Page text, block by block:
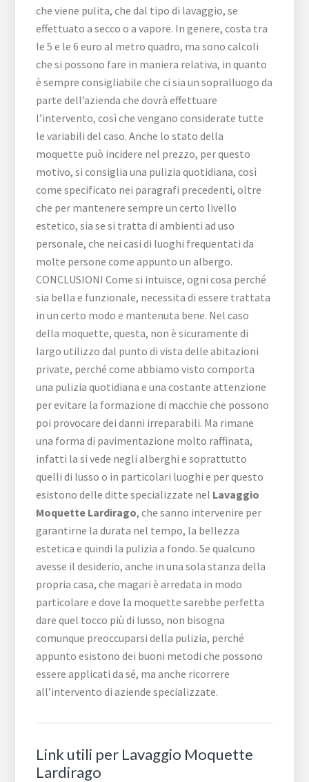
che viene pulita, che dal tipo di lavaggio, se
effettuato a secco o a vapore. In genere, costa tra
le 5 e le 6 euro al metro quadro, ma sono calcoli
che si possono fare in maniera relativa, in quanto
è sempre consigliabile che ci sia un sopralluogo da
parte dell’azienda che dovrà effettuare
l’intervento, così che vengano considerate tutte
le variabili del caso. Anche lo stato della
moquette può incidere nel prezzo, per questo
motivo, si consiglia una pulizia quotidiana, così
come specificato nei paragrafi precedenti, oltre
che per mantenere sempre un certo livello
estetico, sia se si tratta di ambienti ad uso
personale, che nei casi di luoghi frequentati da
molte persone come appunto un albergo.
CONCLUSIONI Come si intuisce, ogni cosa perché
sia bella e funzionale, necessita di essere trattata
in un certo modo e mantenuta bene. Nel caso
della moquette, questa, non è sicuramente di
largo utilizzo dal punto di vista delle abitazioni
private, perché come abbiamo visto comporta
una pulizia quotidiana e una costante attenzione
per evitare la formazione di macchie che possono
poi provocare dei danni irreparabili. Ma rimane
una forma di pavimentazione molto raffinata,
infatti la si vede negli alberghi e soprattutto
quelli di lusso o in particolari luoghi e per questo
esistono delle ditte specializzate nel Lavaggio
Moquette Lardirago, che sanno intervenire per
garantirne la durata nel tempo, la bellezza
estetica e quindi la pulizia a fondo. Se qualcuno
avesse il desiderio, anche in una sola stanza della
propria casa, che magari è arredata in modo
particolare e dove la moquette sarebbe perfetta
dare quel tocco più di lusso, non bisogna
comunque preoccuparsi della pulizia, perché
appunto esistono dei buoni metodi che possono
essere applicati da sé, ma anche ricorrere
all’intervento di aziende specializzate.
Link utili per Lavaggio Moquette
Lardirago